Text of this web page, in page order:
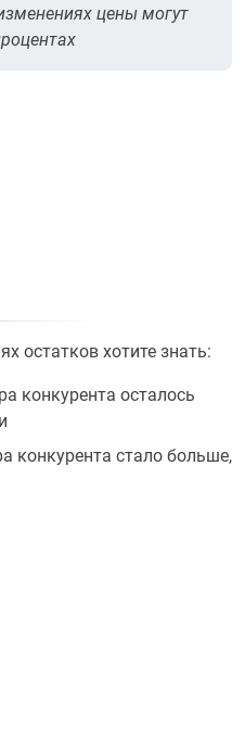
цены могут
остатков хотите знать:
конкурента осталось
конкурента стало больше,